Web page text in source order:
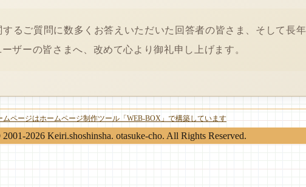
るご質問に数多くお答えいただいた回答者の皆さま、そして長
ザーの皆さまへ、改めて心より御礼申し上げます。
ムページはホームページ制作ツール「WEB-BOX」で構築しています
2026 Keiri.shoshinsha. otasuke-cho. All Rights Reserved.